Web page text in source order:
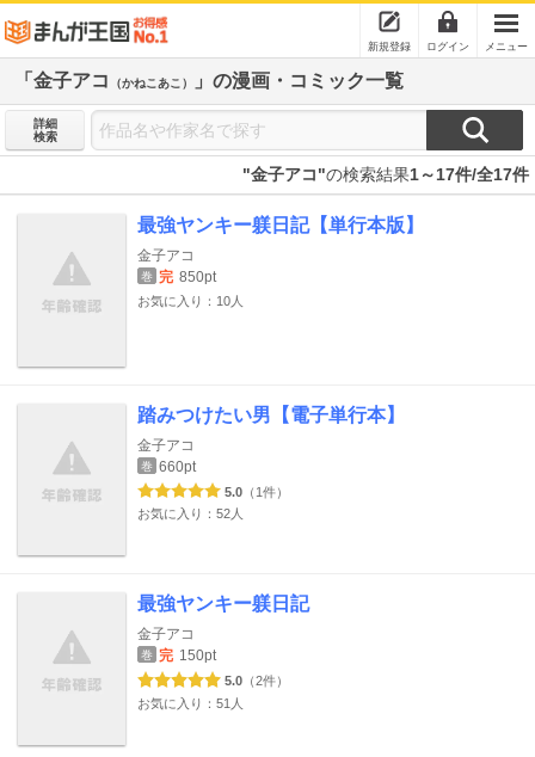
新規登録 ログイン メニュー
「金子アコ （かねこあこ） 」の漫画・コミック一覧
詳細
検索
"金子アコ"の検索結果1～17件/全17件
最強ヤンキー躾日記【単行本版】
金子アコ
巻 完 850pt
お気に入り：10人
踏みつけたい男【電子単行本】
金子アコ
巻 660pt
5.0 （1件）
お気に入り：52人
最強ヤンキー躾日記
金子アコ
巻 完 150pt
5.0 （2件）
お気に入り：51人